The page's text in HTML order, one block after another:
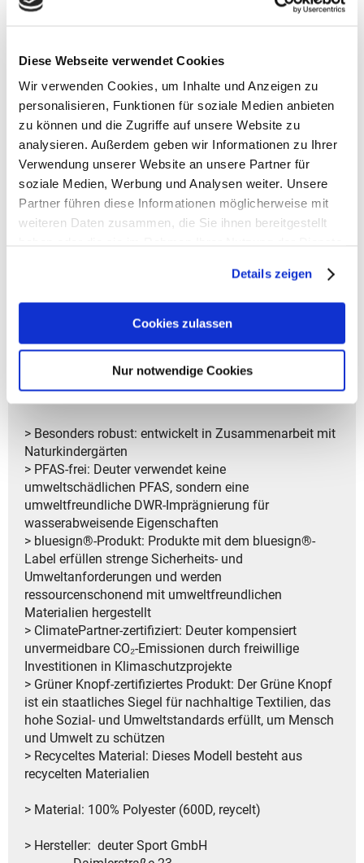
Diese Webseite verwendet Cookies
Wir verwenden Cookies, um Inhalte und Anzeigen zu
personalisieren, Funktionen für soziale Medien anbieten
zu können und die Zugriffe auf unsere Website zu
analysieren. Außerdem geben wir Informationen zu Ihrer
Verwendung unserer Website an unsere Partner für
soziale Medien, Werbung und Analysen weiter. Unsere
Partner führen diese Informationen möglicherweise mit
weiteren Daten zusammen, die Sie ihnen bereitgestellt
Details zeigen
Cookies zulassen
Nur notwendige Cookies
- Polsterte Schulterträger verhindern Druckstellen
- Toploader mit Kordelzug und Deckel für einfaches
Öffnen
- Reflektierende Elemente für bessere Sichtbarkeit
- Nasswäschefach für feuchte Kleidung oder
Handtücher
- Elastische Seitentaschen für Trinkflaschen und
Kleinigkeiten
- Frontfach mit Reißverschluss für schnelle
- Praktische Schlaufen zur Befestigung von Jacken,
- Namensetikett hilft bei der Identifikation
- Regenhülle schützt vor Nässe
- Wasserabweisender Boden schützt den Inhalt
> Garantiedauer: Gesetzliche Gewährleistungsfrist von
> Besonders robust: entwickelt in Zusammenarbeit mit
Naturkindergärten
> PFAS-frei: Deuter verwendet keine
umweltschädlichen PFAS, sondern eine
umweltfreundliche DWR-Imprägnierung für
wasserabweisende Eigenschaften
> bluesign®-Produkt: Produkte mit dem bluesign®-
Label erfüllen strenge Sicherheits- und
Umweltanforderungen und werden
ressourcenschonend mit umweltfreundlichen
Materialien hergestellt
> ClimatePartner-zertifiziert: Deuter kompensiert
unvermeidbare CO₂-Emissionen durch freiwillige
Investitionen in Klimaschutzprojekte
> Grüner Knopf-zertifiziertes Produkt: Der Grüne Knopf
ist ein staatliches Siegel für nachhaltige Textilien, das
hohe Sozial- und Umweltstandards erfüllt, um Mensch
und Umwelt zu schützen
> Recyceltes Material: Dieses Modell besteht aus
recycelten Materialien
> Material: 100% Polyester (600D, reycelt)
> Hersteller: deuter Sport GmbH